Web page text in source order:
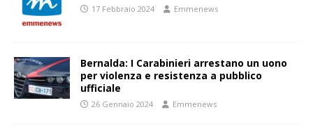
17 Febbraio 2024 Emmenews
Bernalda: I Carabinieri arrestano un uono
per violenza e resistenza a pubblico
ufficiale
26 Gennaio 2024 Emmenews